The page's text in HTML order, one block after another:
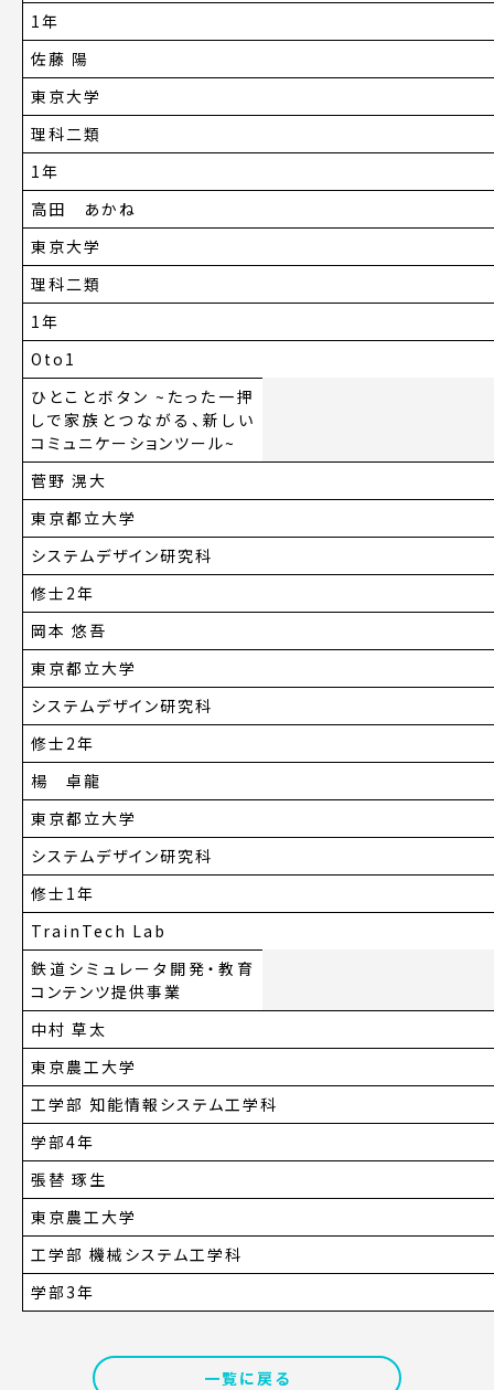
1年
佐藤 陽
東京大学
理科二類
1年
高田 あかね
東京大学
理科二類
1年
Oto1
ひとことボタン ~たった一押
しで家族とつながる、新しい
コミュニケーションツール~
菅野 滉大
東京都立大学
システムデザイン研究科
修士2年
岡本 悠吾
東京都立大学
システムデザイン研究科
修士2年
楊 卓龍
東京都立大学
システムデザイン研究科
修士1年
TrainTech Lab
鉄道シミュレータ開発・教育
コンテンツ提供事業
中村 草太
東京農工大学
工学部 知能情報システム工学科
学部4年
張替 琢生
東京農工大学
工学部 機械システム工学科
学部3年
一覧に戻る